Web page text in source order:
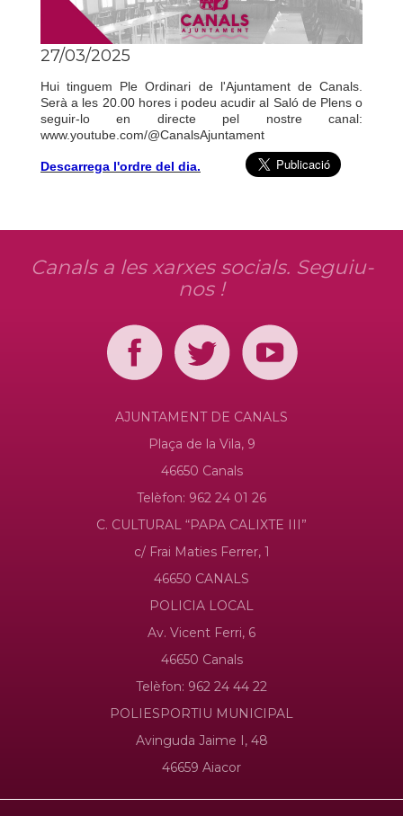
27/03/2025
Hui tinguem Ple Ordinari de l'Ajuntament de Canals.
Serà a les 20.00 hores i podeu acudir al Saló de Plens o
seguir-lo en directe pel nostre canal:
www.youtube.com/@CanalsAjuntament
Descarrega l'ordre del dia.
Canals a les xarxes socials. Seguiu-
nos !
AJUNTAMENT DE CANALS
Plaça de la Vila, 9
46650 Canals
Telèfon: 962 24 01 26
C. CULTURAL “PAPA CALIXTE III”
c/ Frai Maties Ferrer, 1
46650 CANALS
POLICIA LOCAL
Av. Vicent Ferri, 6
46650 Canals
Telèfon: 962 24 44 22
POLIESPORTIU MUNICIPAL
Avinguda Jaime I, 48
46659 Aiacor